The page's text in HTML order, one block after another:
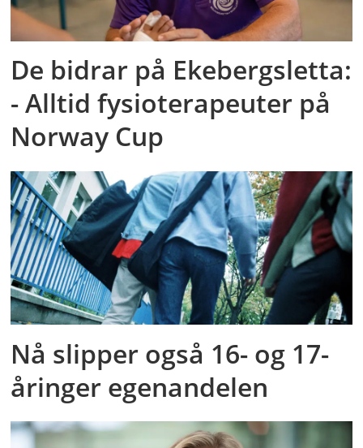
De bidrar på Ekebergsletta:
- Alltid fysioterapeuter på
Norway Cup
Nå slipper også 16- og 17-
åringer egenandelen